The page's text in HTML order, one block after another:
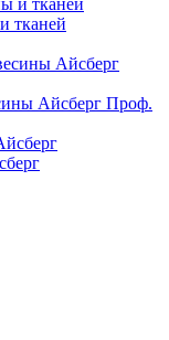
тканей
Айсберг Проф.